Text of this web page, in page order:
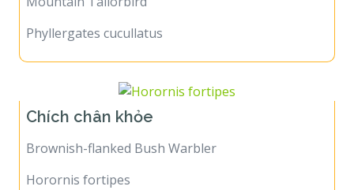
Phyllergates cucullatus
Chích chân khỏe
Brownish-flanked Bush Warbler
Horornis fortipes